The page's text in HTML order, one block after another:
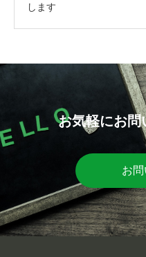
します
お気軽にお問
お